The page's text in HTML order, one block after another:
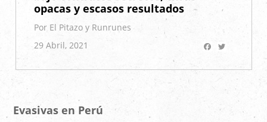
opacas y escasos resultados
Por El Pitazo y Runrunes
29 Abril, 2021
Facebook
Evasivas en Perú